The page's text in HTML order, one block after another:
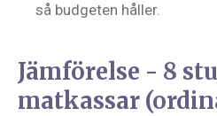
så budgeten håller.
Jämförelse - 8
matkassar